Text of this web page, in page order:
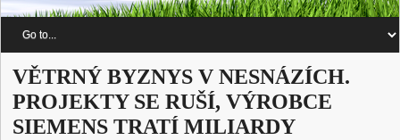
VĚTRNÝ BYZNYS V NESNÁZÍCH.
PROJEKTY SE RUŠÍ, VÝROBCE
SIEMENS TRATÍ MILIARDY